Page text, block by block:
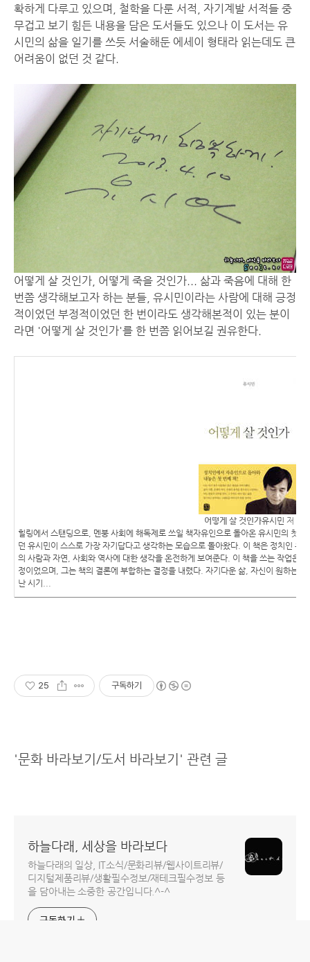
확하게 다루고 있으며, 철학을 다룬 서적, 자기계발 서적들 중
무겁고 보기 힘든 내용을 담은 도서들도 있으나 이 도서는 유
시민의 삶을 일기를 쓰듯 서술해둔 에세이 형태라 읽는데도 큰
어려움이 없던 것 같다.
어떻게 살 것인가, 어떻게 죽을 것인가... 삶과 죽음에 대해 한
번쯤 생각해보고자 하는 분들, 유시민이라는 사람에 대해 긍정
적이었던 부정적이었던 한 번이라도 생각해본적이 있는 분이
라면 '어떻게 살 것인가'를 한 번쯤 읽어보길 권유한다.
어떻게 살 것인가유시민 저
힐링에서 스탠딩으로, 멘붕 사회에 해독제로 쓰일 책자유인으로 돌아온 유시민의 첫
던 유시민이 스스로 가장 자기답다고 생각하는 모습으로 돌아왔다. 이 책은 정치인 유
의 사람과 자연, 사회와 역사에 대한 생각을 온전하게 보여준다. 이 책을 쓰는 작업은
정이었으며, 그는 책의 결론에 부합하는 결정을 내렸다. 자기다운 삶, 자신이 원하는
난 시기...
25 구독하기
'문화 바라보기/도서 바라보기' 관련 글
하늘다래, 세상을 바라보다
하늘다래의 일상, IT소식/문화리뷰/웹사이트리뷰/
디지털제품리뷰/생활필수정보/재테크필수정보 등
을 담아내는 소중한 공간입니다.^-^
구독하기